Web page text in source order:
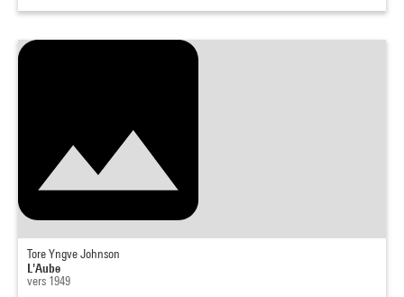
Tore Yngve Johnson
L'Aube
vers 1949